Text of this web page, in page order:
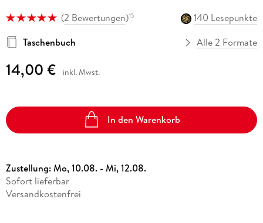
(2 Bewertungen)15
140 Lesepunkte
Taschenbuch
Alle 2 Formate
14,00 € inkl. Mwst.
In den Warenkorb
Zustellung:Mo, 10.08. - Mi, 12.08.
Sofort lieferbar
Versandkostenfrei